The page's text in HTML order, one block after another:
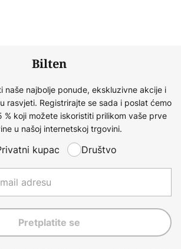
Bilten
naše najbolje ponude, ekskluzivne akcije i
rasvjeti. Registrirajte se sada i poslat ćemo
% koji možete iskoristiti prilikom vaše prve
u našoj internetskoj trgovini.
kupac Društvo
Pretplatite se